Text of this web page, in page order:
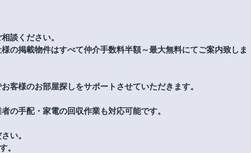
談ください。
の掲載物件はすべて仲介手数料半額～最大無料にてご案内致しま
客様のお部屋探しをサポートさせていただきます。
の手配・家電の回収作業も対応可能です。
い。
。